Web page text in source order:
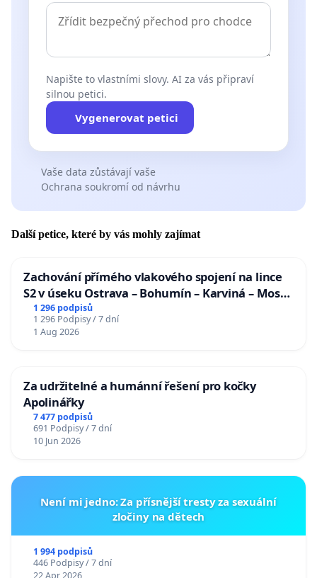
Napište to vlastními slovy. AI za vás připraví
silnou petici.
Vygenerovat petici
Vaše data zůstávají vaše
Ochrana soukromí od návrhu
Další petice, které by vás mohly zajímat
Zachování přímého vlakového spojení na lince
S2 v úseku Ostrava – Bohumín – Karviná – Mosty
u Jablunkova
1 296 podpisů
1 296 Podpisy / 7 dní
1 Aug 2026
Za udržitelné a humánní řešení pro kočky
Apolinářky
7 477 podpisů
691 Podpisy / 7 dní
10 Jun 2026
Není mi jedno: Za přísnější tresty za sexuální
zločiny na dětech
1 994 podpisů
446 Podpisy / 7 dní
22 Apr 2026